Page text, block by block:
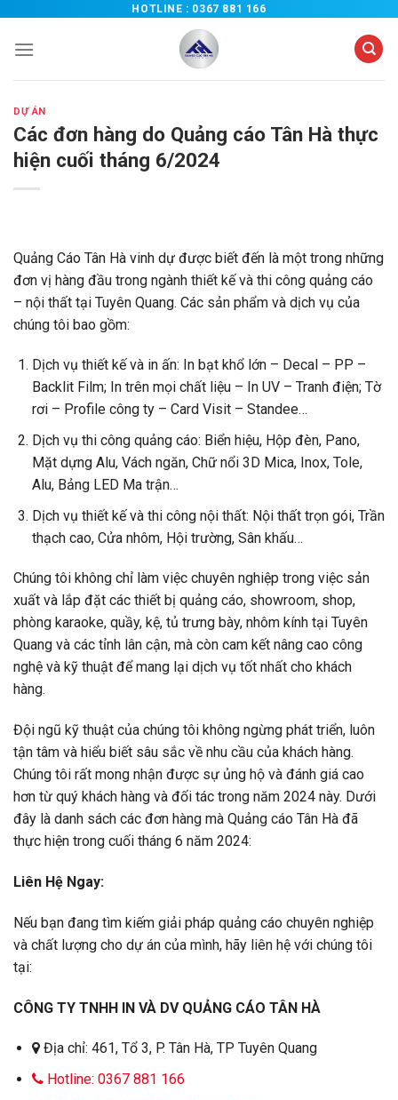
nội
HOTLINE : 0367 881 166
DỰ ÁN
Các đơn hàng do Quảng cáo Tân Hà thực
hiện cuối tháng 6/2024
Quảng Cáo Tân Hà vinh dự được biết đến là một trong những
đơn vị hàng đầu trong ngành thiết kế và thi công quảng cáo
– nội thất tại Tuyên Quang. Các sản phẩm và dịch vụ của
chúng tôi bao gồm:
Dịch vụ thiết kế và in ấn: In bạt khổ lớn – Decal – PP –
Backlit Film; In trên mọi chất liệu – In UV – Tranh điện; Tờ
rơi – Profile công ty – Card Visit – Standee…
Dịch vụ thi công quảng cáo: Biển hiệu, Hộp đèn, Pano,
Mặt dựng Alu, Vách ngăn, Chữ nổi 3D Mica, Inox, Tole,
Alu, Bảng LED Ma trận…
Dịch vụ thiết kế và thi công nội thất: Nội thất trọn gói, Trần
thạch cao, Cửa nhôm, Hội trường, Sân khấu…
Chúng tôi không chỉ làm việc chuyên nghiệp trong việc sản
xuất và lắp đặt các thiết bị quảng cáo, showroom, shop,
phòng karaoke, quầy, kệ, tủ trưng bày, nhôm kính tại Tuyên
Quang và các tỉnh lân cận, mà còn cam kết nâng cao công
nghệ và kỹ thuật để mang lại dịch vụ tốt nhất cho khách
hàng.
Đội ngũ kỹ thuật của chúng tôi không ngừng phát triển, luôn
tận tâm và hiểu biết sâu sắc về nhu cầu của khách hàng.
Chúng tôi rất mong nhận được sự ủng hộ và đánh giá cao
hơn từ quý khách hàng và đối tác trong năm 2024 này. Dưới
đây là danh sách các đơn hàng mà Quảng cáo Tân Hà đã
thực hiện trong cuối tháng 6 năm 2024:
Liên Hệ Ngay:
Nếu bạn đang tìm kiếm giải pháp quảng cáo chuyên nghiệp
và chất lượng cho dự án của mình, hãy liên hệ với chúng tôi
tại:
CÔNG TY TNHH IN VÀ DV QUẢNG CÁO TÂN HÀ
Địa chỉ: 461, Tổ 3, P. Tân Hà, TP Tuyên Quang
Hotline: 0367 881 166